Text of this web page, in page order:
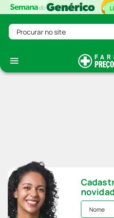
Procurar no site